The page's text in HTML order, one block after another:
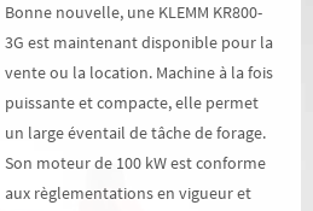
Bonne nouvelle, une KLEMM KR800-
3G est maintenant disponible pour la
vente ou la location. Machine à la fois
puissante et compacte, elle permet
un large éventail de tâche de forage.
Son moteur de 100 kW est conforme
aux règlementations en vigueur et